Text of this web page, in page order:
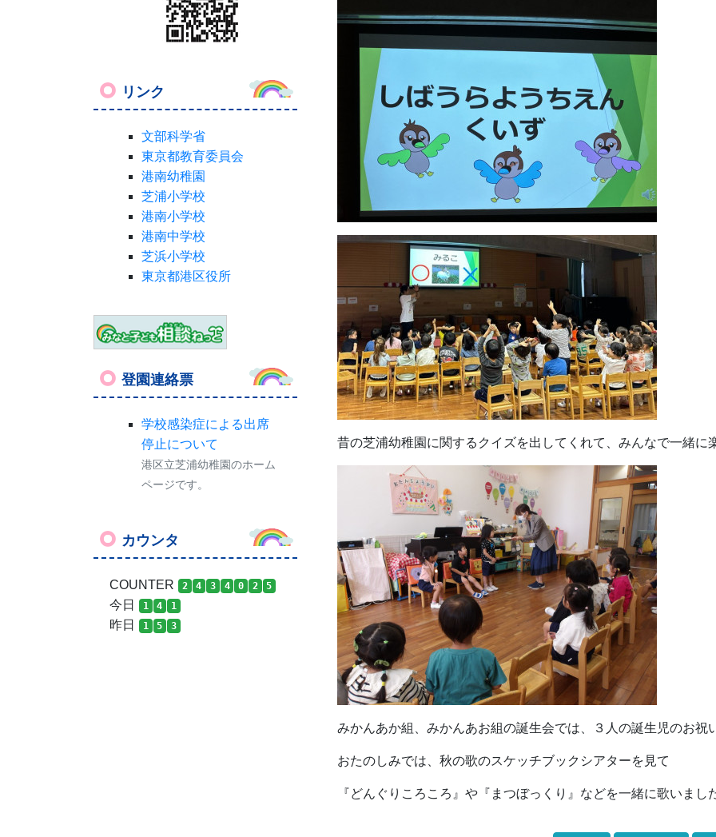
リンク
文部科学省
東京都教育委員会
港南幼稚園
芝浦小学校
港南小学校
港南中学校
芝浜小学校
東京都港区役所
登園連絡票
学校感染症による出席
停止について
港区立芝浦幼稚園のホーム
ページです。
カウンタ
COUNTER 2 4 3 4 0 2 5
今日 1 4 1
昨日 1 5 3
昔の芝浦幼稚園に関するクイズを出してくれて、みんなで一緒に
みかんあか組、みかんあお組の誕生会では、３人の誕生児のお祝
おたのしみでは、秋の歌のスケッチブックシアターを見て
『どんぐりころころ』や『まつぼっくり』などを一緒に歌いまし